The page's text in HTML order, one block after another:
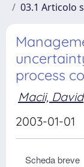
03.1 Articolo
process
Macii, David
2003-01-01
Scheda breve